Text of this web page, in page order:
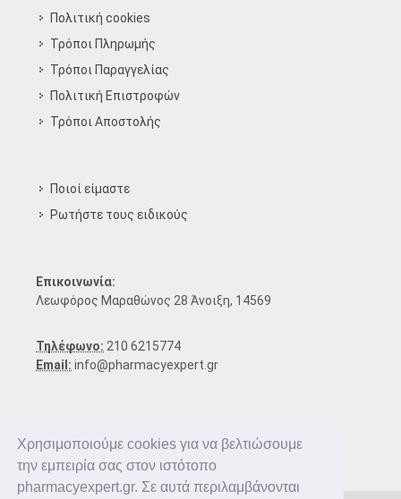
Χρησιμοποιούμε cookies για να βελτιώσουμε
την εμπειρία σας στον ιστότοπο
pharmacyexpert.gr. Σε αυτά περιλαμβάνονται
Πολιτική cookies
Τρόποι Πληρωμής
Τρόποι Παραγγελίας
Πολιτική Επιστροφών
Τρόποι Aποστολής
Ποιοί είμαστε
Ρωτήστε τους ειδικούς
Επικοινωνία:
Λεωφόρος Μαραθώνος 28 Άνοιξη, 14569
Τηλέφωνο: 210 6215774
Email: info@pharmacyexpert.gr